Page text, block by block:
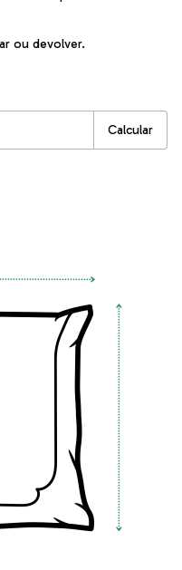
ou devolver.
Calcular